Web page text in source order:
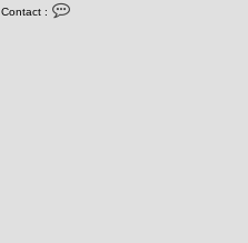
Contact :